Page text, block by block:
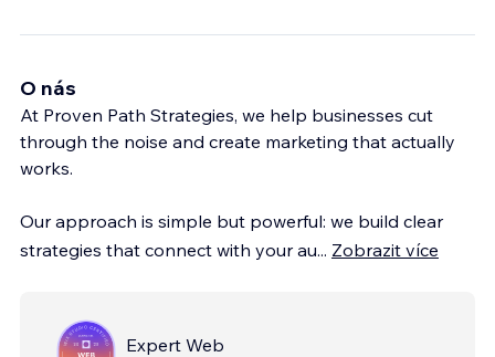
O nás
At Proven Path Strategies, we help businesses cut
through the noise and create marketing that actually
works.
Our approach is simple but powerful: we build clear
strategies that connect with your au... Zobrazit více
Expert Web